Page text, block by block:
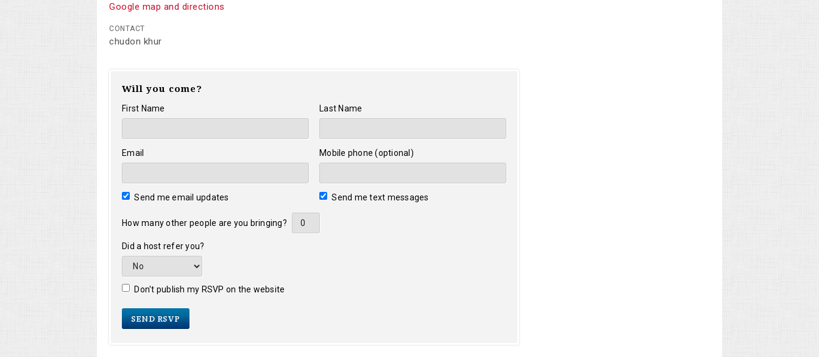
Google map and directions
CONTACT
chudon khur
Will you come?
First Name Last Name
Email Mobile phone (optional)
Send me email updates Send me text messages
How many other people are you bringing?
Did a host refer you?
Don't publish my RSVP on the website